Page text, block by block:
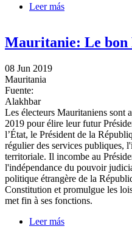
Leer más
Mauritanie: Le bon
08 Jun 2019
Mauritania
Fuente:
Alakhbar
Les électeurs Mauritaniens sont
2019 pour élire leur futur
l’État, le Président de la
régulier des services publiques,
territoriale. Il incombe au
l'indépendance du pouvoir
politique étrangère de la
Constitution et promulgue les
met fin à ses fonctions.
Leer más